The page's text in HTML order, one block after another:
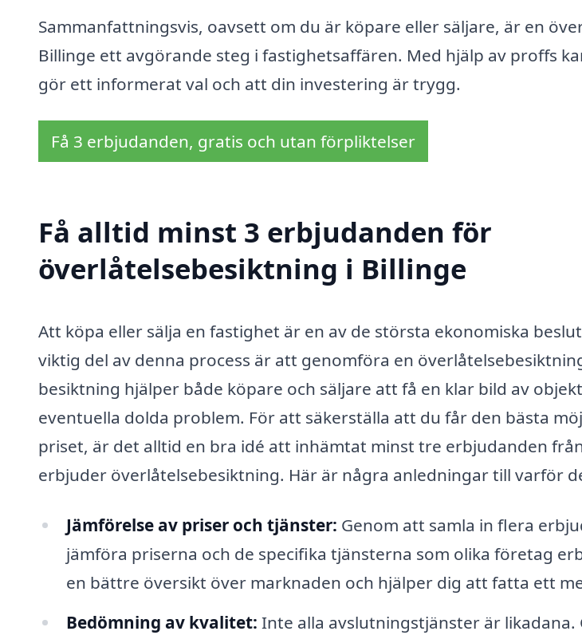
Sammanfattningsvis, oavsett om du är köpare eller säljare, är en
Billinge ett avgörande steg i fastighetsaffären. Med hjälp av proffs
gör ett informerat val och att din investering är trygg.
Få 3 erbjudanden, gratis och utan förpliktelser
Få alltid minst 3 erbjudanden för
överlåtelsebesiktning i Billinge
Att köpa eller sälja en fastighet är en av de största ekonomiska
viktig del av denna process är att genomföra en
besiktning hjälper både köpare och säljare att få en klar bild av
eventuella dolda problem. För att säkerställa att du får den bästa
priset, är det alltid en bra idé att inhämtat minst tre erbjudanden
erbjuder överlåtelsebesiktning. Här är några anledningar till varför
Jämförelse av priser och tjänster: Genom att samla in flera
jämföra priserna och de specifika tjänsterna som olika företag
en bättre översikt över marknaden och hjälper dig att fatta ett
Bedömning av kvalitet: Inte alla avslutningstjänster är likadana.